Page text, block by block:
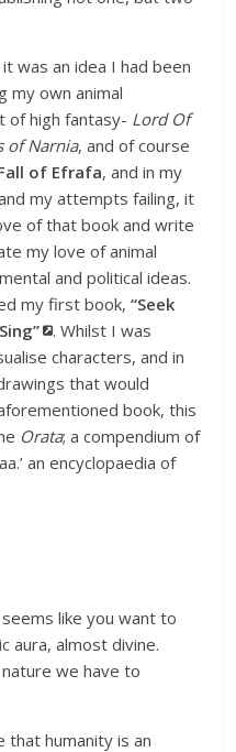
was an idea I had been
my own animal
of high fantasy- Lord Of
of Narnia, and of course
of Efrafa, and in my
my attempts failing, it
of that book and write
my love of animal
and political ideas.
my first book,“Seek
. Whilst I was
characters, and in
that would
book, this
Orata; a compendium of
an encyclopaedia of
like you want to
aura, almost divine.
we have to
that humanity is an